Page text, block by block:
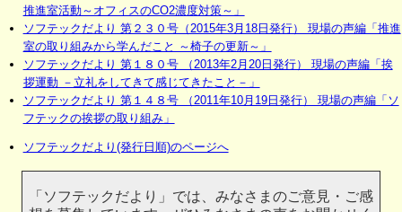
推進室活動～オフィスのCO2濃度対策～」
ソフテックだより 第２３０号（2015年3月18日発行） 現場の声編「推進
室の取り組みから学んだこと ～椅子の更新～」
ソフテックだより 第１８０号 （2013年2月20日発行） 現場の声編「挨
拶運動 －立礼をしてきて感じてきたこと－」
ソフテックだより 第１４８号 （2011年10月19日発行） 現場の声編「ソ
フテックの挨拶の取り組み」
ソフテックだより(発行日順)のページへ
「ソフテックだより」では、みなさまのご意見・ご感